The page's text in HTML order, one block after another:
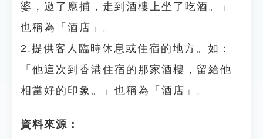
婆，邀了應捕，走到酒樓上坐了吃酒。」
也稱為「酒店」。
2.提供客人臨時休息或住宿的地方。如：
「他這次到香港住宿的那家酒樓，留給他
相當好的印象。」也稱為「酒店」。
資料來源：